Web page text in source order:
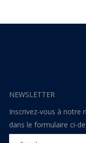
NEWSLETTER
Inscrivez-vous à notre
dans le formulaire ci-